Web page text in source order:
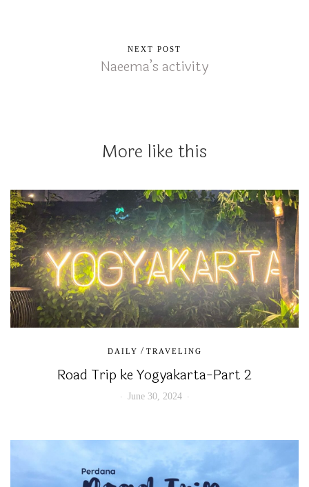
NEXT POST
Naeema’s activity
More like this
DAILY / TRAVELING
Road Trip ke Yogyakarta-Part 2
June 30, 2024